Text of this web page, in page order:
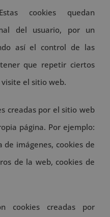
cookies quedan
del usuario, por un
así el control de las
que repetir ciertos
el sitio web.
creadas por el sitio web
página. Por ejemplo:
de imágenes, cookies de
de la web, cookies de
cookies creadas por